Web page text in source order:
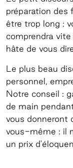
préparation des
être trop long :
comprendra
hâte de vous
Le plus beau
personnel,
Notre conseil :
de main
vous donneront
vous-même : il
un prix